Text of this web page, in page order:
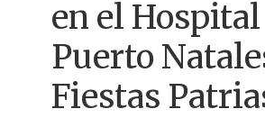
en el
Puerto
Fiestas